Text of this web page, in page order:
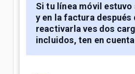
VER MÁS
Si tu línea móvil estuvo
y en la factura después
reactivarla ves dos
incluidos, ten en